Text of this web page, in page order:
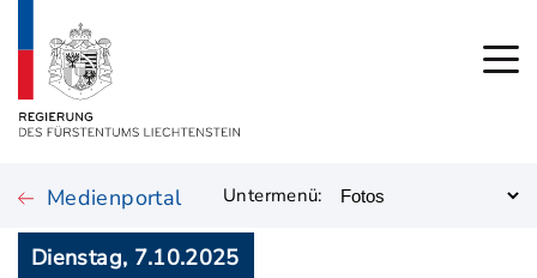
Medienportal Untermenü:
Dienstag, 7.10.2025